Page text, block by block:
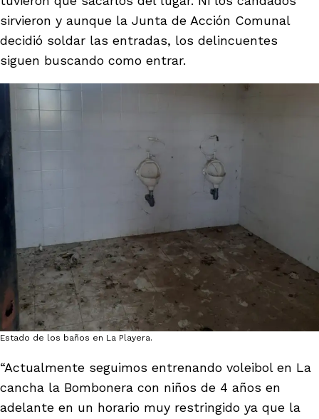
sirvieron y aunque la Junta de Acción Comunal
decidió soldar las entradas, los delincuentes
siguen buscando como entrar.
Estado de los baños en La Playera.
“Actualmente seguimos entrenando voleibol en La
cancha la Bombonera con niños de 4 años en
adelante en un horario muy restringido ya que la